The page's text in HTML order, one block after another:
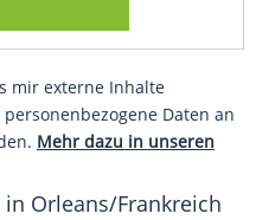
mir externe Inhalte
Daten an
Mehr dazu in unseren
Orleans/Frankreich